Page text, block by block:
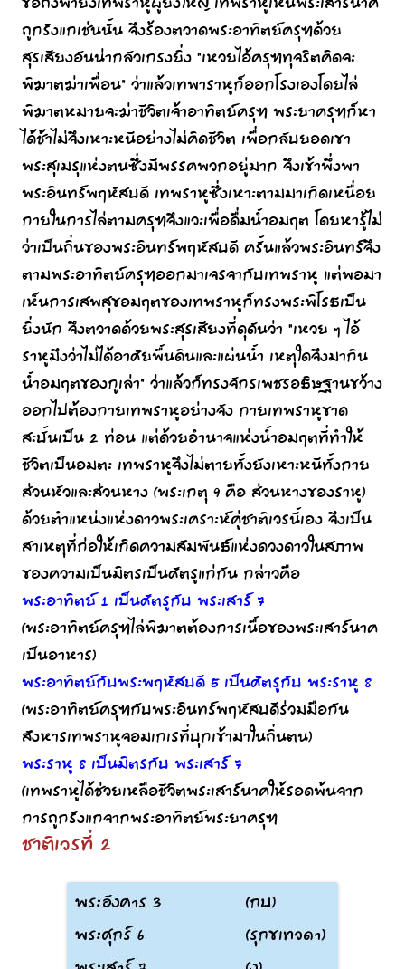
ถูกรังแกเช่นนั้น จึงร้องตวาดพระอาทิตย์ครุฑด้วย
สุรเสียงอันน่ากลัวเกรงยิ่ง “เหวยไอ้ครุฑทุจริตคิดจะ
พิฆาตฆ่าเพื่อน” ว่าแล้วเทพาราหูก็ออกโรงเองโดยไล่
พิฆาตหมายจะฆ่าชีวิตเจ้าอาทิตย์ครุฑ พระยาครุฑก็หา
ได้ช้าไม่จึงเหาะหนีอย่างไม่คิดชีวิต เพื่อกลับยอดเขา
พระสุเมรุแห่งตนซึ่งมีพรรคพวกอยู่มาก จึงเข้าพึ่งพา
พระอินทร์พฤหัสบดี เทพราหูซึ่งเหาะตามมาเกิดเหนื่อย
กายในการไล่ตามครุฑจึงแวะเพื่อดื่มน้ำอมฤต โดยหารู้ไม่
ว่าเป็นถิ่นของพระอินทร์พฤหัสบดี ครั้นแล้วพระอินทร์จึง
ตามพระอาทิตย์ครุฑออกมาเจรจากับเทพราหู แต่พอมา
เห็นการเสพสุขอมฤตของเทพราหูก็ทรงพระพิโรธเป็น
ยิ่งนัก จึงตวาดด้วยพระสุรเสียงที่ดุดันว่า “เหวย ๆ ไอ้
ราหูมึงว่าไม่ได้อาศัยพื้นดินและแผ่นน้ำ เหตุใดจึงมากิน
น้ำอมฤตของกูเล่า” ว่าแล้วก็ทรงจักรเพชรอธิษฐานขว้าง
ออกไปต้องกายเทพราหูอย่างจัง กายเทพราหูขาด
สะบั้นเป็น 2 ท่อน แต่ด้วยอำนาจแห่งน้ำอมฤตที่ทำให้
ชีวิตเป็นอมตะ เทพราหูจึงไม่ตายทั้งยังเหาะหนีทั้งกาย
ส่วนหัวและส่วนหาง (พระเกตุ 9 คือ ส่วนหางของราหู)
ด้วยตำแหน่งแห่งดาวพระเคราะห์คู่ชาติเวรนี้เอง จึงเป็น
สาเหตุที่ก่อให้เกิดความสัมพันธ์แห่งดวงดาวในสภาพ
ของความเป็นมิตรเป็นศัตรูแก่กัน กล่าวคือ
พระอาทิตย์ 1 เป็นศัตรูกับ พระเสาร์ 7
(พระอาทิตย์ครุฑไล่พิฆาตต้องการเนื้อของพระเสาร์นาค
เป็นอาหาร)
พระอาทิตย์กับพระพฤหัสบดี 5 เป็นศัตรูกับ พระราหู 8
(พระอาทิตย์ครุฑกับพระอินทร์พฤหัสบดีร่วมมือกัน
สังหารเทพราหูจอมเกเรที่บุกเข้ามาในถิ่นตน)
พระราหู 8 เป็นมิตรกับ พระเสาร์ 7
(เทพราหูได้ช่วยเหลือชีวิตพระเสาร์นาคให้รอดพ้นจาก
การถูกรังแกจากพระอาทิตย์พระยาครุฑ
ชาติเวรที่ 2